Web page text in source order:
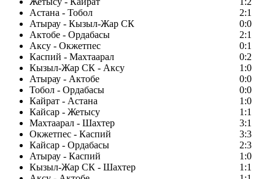
Астана - Тобол
2:1
Атырау - Кызыл-Жар СК
0:0
Актобе - Ордабасы
2:1
Аксу - Окжетпес
0:1
Каспий - Махтаарал
0:2
Кызыл-Жар СК - Аксу
1:0
Атырау - Актобе
0:0
Тобол - Ордабасы
0:0
Кайрат - Астана
1:0
Кайсар - Жетысу
1:1
Махтаарал - Шахтер
3:1
Окжетпес - Каспий
3:3
Кайсар - Ордабасы
2:3
Атырау - Каспий
1:0
Кызыл-Жар СК - Шахтер
1:1